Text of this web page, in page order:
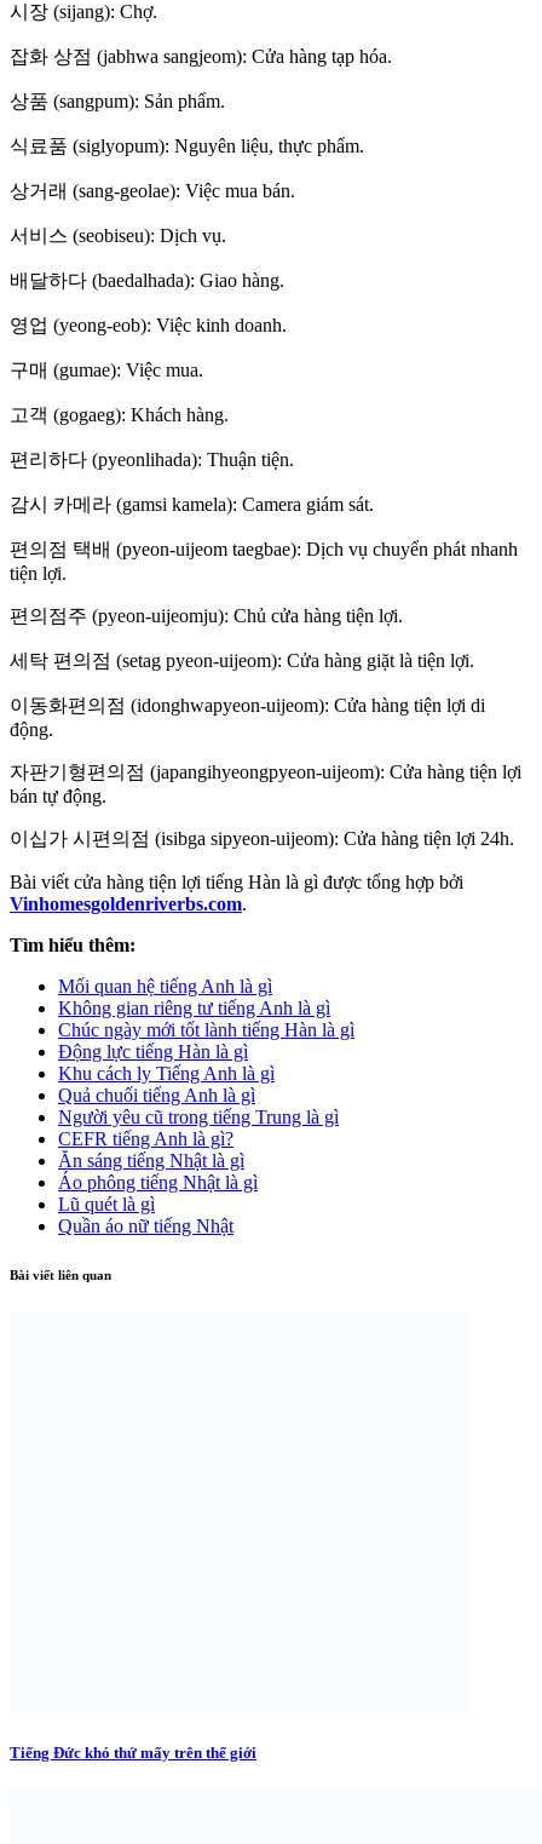
시장 (sijang): Chợ.
잡화 상점 (jabhwa sangjeom): Cửa hàng tạp hóa.
상품 (sangpum): Sản phẩm.
식료품 (siglyopum): Nguyên liệu, thực phẩm.
상거래 (sang-geolae): Việc mua bán.
서비스 (seobiseu): Dịch vụ.
배달하다 (baedalhada): Giao hàng.
영업 (yeong-eob): Việc kinh doanh.
구매 (gumae): Việc mua.
고객 (gogaeg): Khách hàng.
편리하다 (pyeonlihada): Thuận tiện.
감시 카메라 (gamsi kamela): Camera giám sát.
편의점 택배 (pyeon-uijeom taegbae): Dịch vụ chuyển phát nhanh
tiện lợi.
편의점주 (pyeon-uijeomju): Chủ cửa hàng tiện lợi.
세탁 편의점 (setag pyeon-uijeom): Cửa hàng giặt là tiện lợi.
이동화편의점 (idonghwapyeon-uijeom): Cửa hàng tiện lợi di
động.
자판기형편의점 (japangihyeongpyeon-uijeom): Cửa hàng tiện lợi
bán tự động.
이십가 시편의점 (isibga sipyeon-uijeom): Cửa hàng tiện lợi 24h.
Bài viết cửa hàng tiện lợi tiếng Hàn là gì được tổng hợp bởi
Vinhomesgoldenriverbs.com.
Tìm hiểu thêm:
Mối quan hệ tiếng Anh là gì
Không gian riêng tư tiếng Anh là gì
Chúc ngày mới tốt lành tiếng Hàn là gì
Động lực tiếng Hàn là gì
Khu cách ly Tiếng Anh là gì
Quả chuối tiếng Anh là gì
Người yêu cũ trong tiếng Trung là gì
CEFR tiếng Anh là gì?
Ăn sáng tiếng Nhật là gì
Áo phông tiếng Nhật là gì
Lũ quét là gì
Quần áo nữ tiếng Nhật
Bài viết liên quan
Tiếng Đức khó thứ mấy trên thế giới